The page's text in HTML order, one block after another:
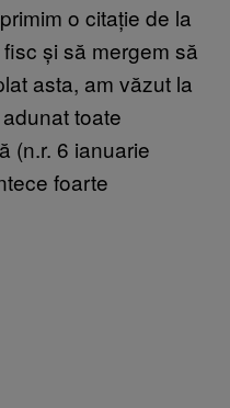
o citație de la
și să mergem să
asta, am văzut la
toate
(n.r. 6 ianuarie
foarte